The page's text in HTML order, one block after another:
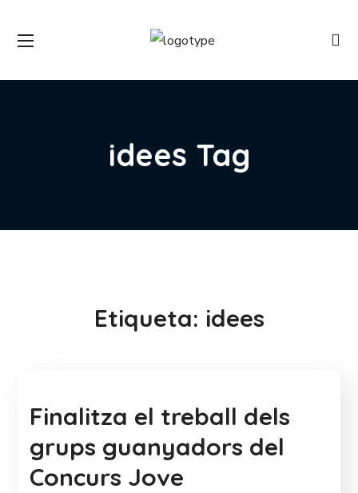
idees Tag
Etiqueta: idees
Finalitza el treball dels
grups guanyadors del
Concurs Jove